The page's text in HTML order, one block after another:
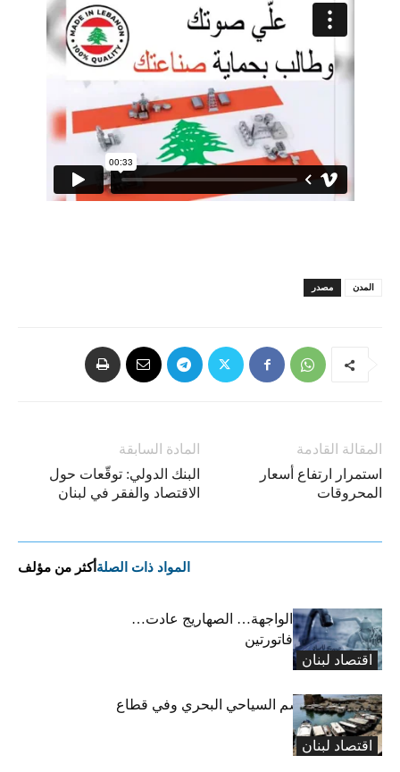
مصدر المدن
المادة السابقة
البنك الدولي: توقّعات حول
الاقتصاد والفقر في لبنان
المقالة القادمة
استمرار ارتفاع أسعار
المحروقات
المواد ذات الصلة أكثر من مؤلف
اقتصاد لبنان
أزمة المياه الى الواجهة… الصهاريج عادت…
والمواطن يدفع فاتورتين
اقتصاد لبنان
تراجع في الموسم السياحي البحري وفي قطاع
تنظيم الأعراس